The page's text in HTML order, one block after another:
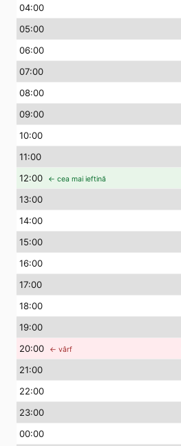
04:00
05:00
06:00
07:00
08:00
09:00
10:00
11:00
12:00 ← cea mai ieftină
13:00
14:00
15:00
16:00
17:00
18:00
19:00
20:00 ← vârf
21:00
22:00
23:00
00:00